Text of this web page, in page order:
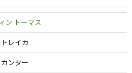
ン トーマス
レイカ
ンター